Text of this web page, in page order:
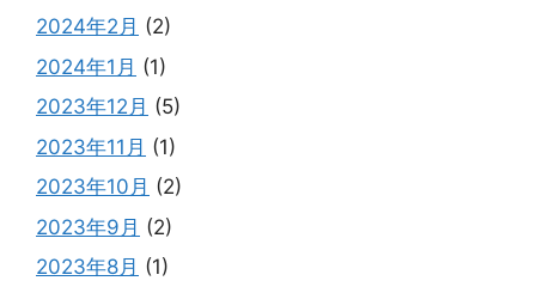
2024年2月 (2)
2024年1月 (1)
2023年12月 (5)
2023年11月 (1)
2023年10月 (2)
2023年9月 (2)
2023年8月 (1)